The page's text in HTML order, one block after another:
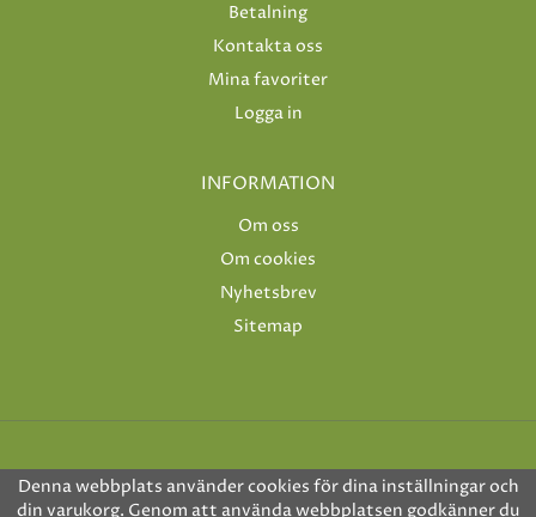
Betalning
Kontakta oss
Mina favoriter
Logga in
INFORMATION
Om oss
Om cookies
Nyhetsbrev
Sitemap
Denna webbplats använder cookies för dina inställningar och
din varukorg. Genom att använda webbplatsen godkänner du